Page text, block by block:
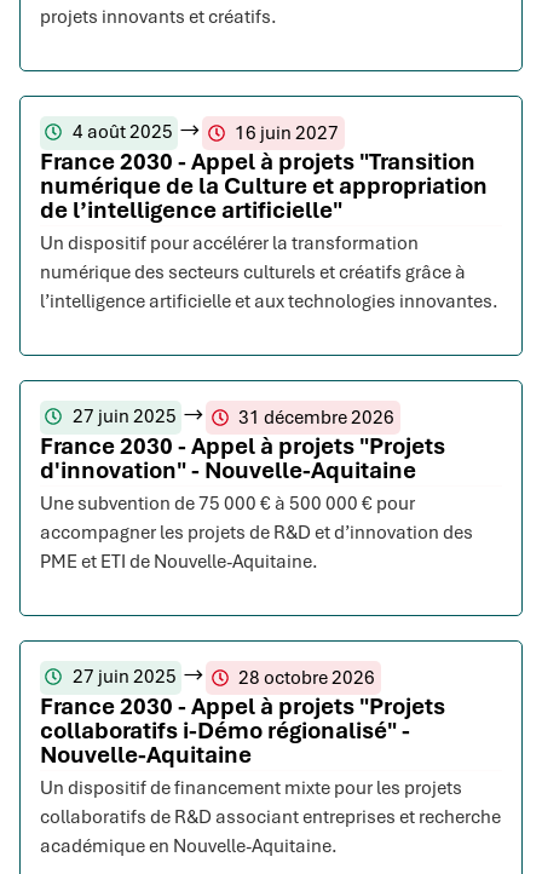
projets innovants et créatifs.
4 août 2025 16 juin 2027
France 2030 - Appel à projets "Transition
numérique de la Culture et appropriation
de l’intelligence artificielle"
Un dispositif pour accélérer la transformation
numérique des secteurs culturels et créatifs grâce à
l’intelligence artificielle et aux technologies innovantes.
27 juin 2025 31 décembre 2026
France 2030 - Appel à projets "Projets
d'innovation" - Nouvelle-Aquitaine
Une subvention de 75 000 € à 500 000 € pour
accompagner les projets de R&D et d’innovation des
PME et ETI de Nouvelle-Aquitaine.
27 juin 2025 28 octobre 2026
France 2030 - Appel à projets "Projets
collaboratifs i-Démo régionalisé" -
Nouvelle-Aquitaine
Un dispositif de financement mixte pour les projets
collaboratifs de R&D associant entreprises et recherche
académique en Nouvelle-Aquitaine.